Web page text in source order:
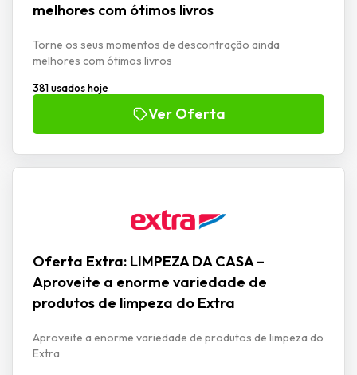
melhores com ótimos livros
Torne os seus momentos de descontração ainda
melhores com ótimos livros
381 usados hoje
Ver Oferta
Oferta Extra: LIMPEZA DA CASA –
Aproveite a enorme variedade de
produtos de limpeza do Extra
Aproveite a enorme variedade de produtos de limpeza do
Extra